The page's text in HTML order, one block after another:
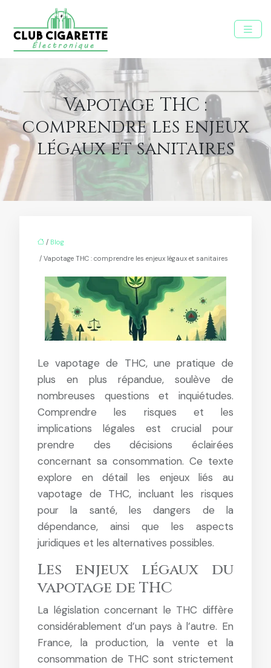
Vapotage THC :
comprendre les enjeux
légaux et sanitaires
/ Blog
/ Vapotage THC : comprendre les enjeux légaux et sanitaires
Le vapotage de THC, une pratique de
plus en plus répandue, soulève de
nombreuses questions et inquiétudes.
Comprendre les risques et les
implications légales est crucial pour
prendre des décisions éclairées
concernant sa consommation. Ce texte
explore en détail les enjeux liés au
vapotage de THC, incluant les risques
pour la santé, les dangers de la
dépendance, ainsi que les aspects
juridiques et les alternatives possibles.
Les enjeux légaux du
vapotage de THC
La législation concernant le THC diffère
considérablement d’un pays à l’autre. En
France, la production, la vente et la
consommation de THC sont strictement